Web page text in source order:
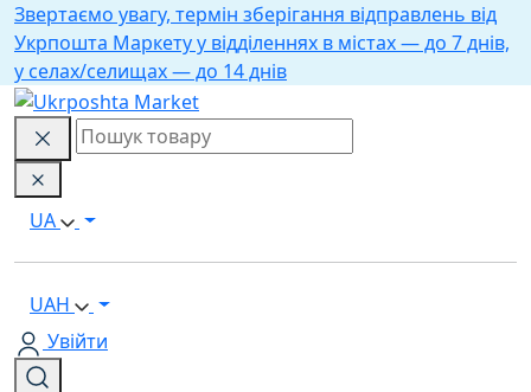
Звертаємо увагу, термін зберігання відправлень від
Укрпошта Маркету у відділеннях в містах — до 7 днів,
у селах/селищах — до 14 днів
UA
UAH
Увійти